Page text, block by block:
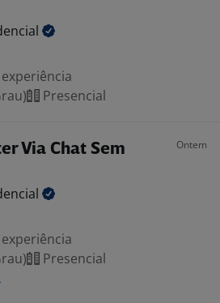
Presencial
Via Chat Sem
Ontem
Presencial